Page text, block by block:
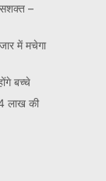
सशक्त –
में मचेगा
बच्चे
लाख की